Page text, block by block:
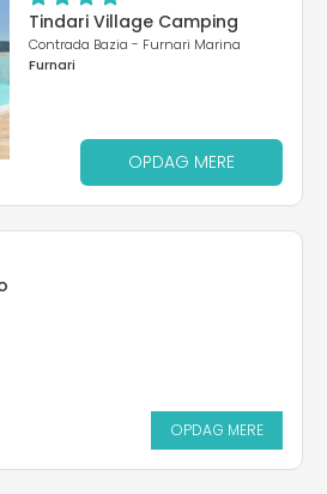
Tindari Village Camping
Contrada Bazia - Furnari Marina
Furnari
OPDAG MERE
OPDAG MERE